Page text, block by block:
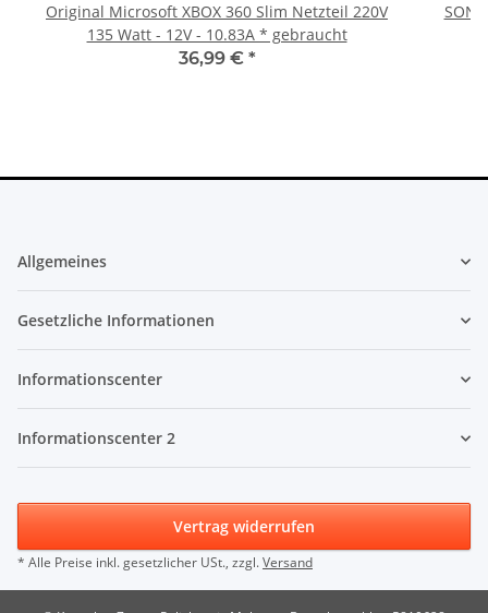
Original Microsoft XBOX 360 Slim Netzteil 220V
135 Watt - 12V - 10.83A * gebraucht
36,99 € *
Allgemeines
Gesetzliche Informationen
Informationscenter
Informationscenter 2
Vertrag widerrufen
* Alle Preise inkl. gesetzlicher USt., zzgl.Versand